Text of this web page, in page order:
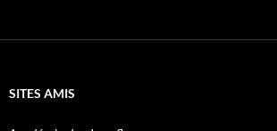
SITES AMIS